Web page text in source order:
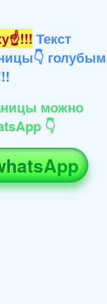
Текст
голубым
можно
👇